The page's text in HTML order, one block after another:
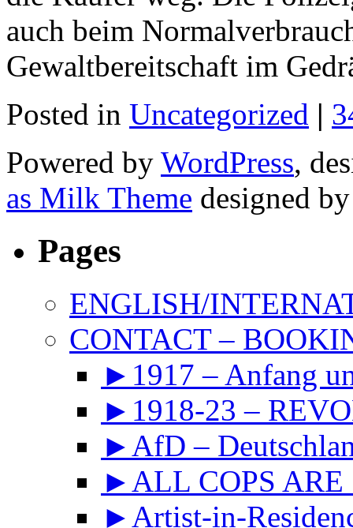
auch beim
Gewaltbereitschaft im
Posted in Uncategorized |
Powered by WordPress,
as Milk Theme designed
Pages
ENGLISH/
CONTACT –
►1917 – Anfang
►1918-23 –
►AfD –
►ALL COPS ARE
►Artist-in-